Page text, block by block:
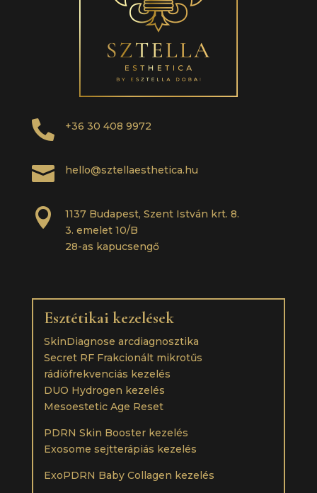
 +36 30 408 9972
 hello@sztellaesthetica.hu

1137 Budapest, Szent István krt. 8.
3. emelet 10/B
28-as kapucsengő
Esztétikai kezelések
SkinDiagnose arcdiagnosztika
Secret RF Frakcionált mikrotűs
rádiófrekvenciás kezelés
DUO Hydrogen kezelés
Mesoestetic Age Reset
PDRN Skin Booster kezelés
Exosome sejtterápiás kezelés
ExoPDRN Baby Collagen kezelés